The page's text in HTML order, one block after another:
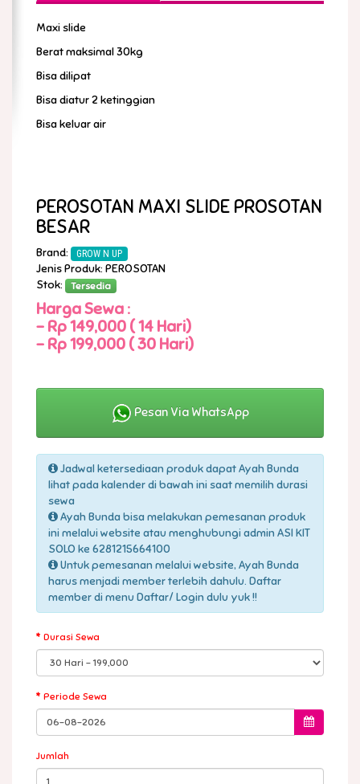
Maxi slide
Berat maksimal 30kg
Bisa dilipat
Bisa diatur 2 ketinggian
Bisa keluar air
PEROSOTAN MAXI SLIDE PROSOTAN
BESAR
Brand: GROW N UP
Jenis Produk: PEROSOTAN
Stok:
Tersedia
Harga Sewa :
- Rp 149,000 ( 14 Hari)
- Rp 199,000 ( 30 Hari)
Pesan Via WhatsApp
Jadwal ketersediaan produk dapat Ayah Bunda
lihat pada kalender di bawah ini saat memilih durasi
sewa
Ayah Bunda bisa melakukan pemesanan produk
ini melalui website atau menghubungi admin ASI KIT
SOLO ke 6281215664100
Untuk pemesanan melalui website, Ayah Bunda
harus menjadi member terlebih dahulu. Daftar
member di menu Daftar/ Login dulu yuk !!
Durasi Sewa
Periode Sewa
Jumlah